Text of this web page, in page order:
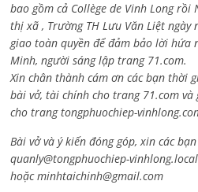
bao gồm cả Collège de Vinh Long rồi
thị xã , Trường TH Lưu Văn Liệt ngày
giao toàn quyền để đảm bảo lời hứa
Minh, người sáng lập trang 71.com.
Xin chân thành cám ơn các bạn thời
bài vở, tài chính cho trang 71.com
cho trang tongphuochiep-
Bài vở và ý kiến đóng góp, xin các
quanly@tongphuochiep-vinhlong.local
hoặcminhtaichinh@gmail.com